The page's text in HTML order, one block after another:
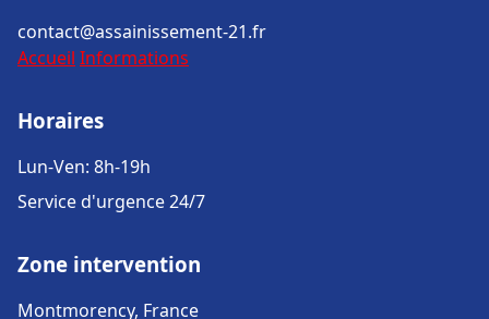
contact@assainissement-21.fr
Accueil Informations
Horaires
Lun-Ven: 8h-19h
Service d'urgence 24/7
Zone intervention
Montmorency, France